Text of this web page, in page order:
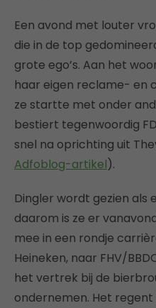
Een avond met louter
die in de top
grote ego’s. Aan het
haar eigen reclame- en
ze startte met onder
bestiert tegenwoordig
snel na oprichting uit
Adfoblog-artikel).
Dingler wordt gezien als
daarom is ze er
mee in een rondje
Heineken, naar FHV/
het vertrek bij de
ondernemen. Het regent